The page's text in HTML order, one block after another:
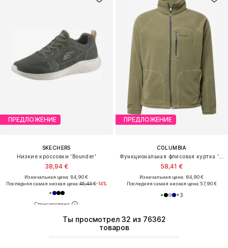
ПРЕДЛОЖЕНИЕ
SKECHERS
Низкие кроссовки 'Bounder'
38,94 €
Изначальная цена: 84,90 €
Последняя самая низкая цена:45,43 €-14%
ПРЕДЛОЖЕНИЕ
COLUMBIA
58,41 €
Изначальная цена: 64,90 €
Последняя самая низкая цена:57,90 €
+3
Ты просмотрел 32 из 76362
товаров